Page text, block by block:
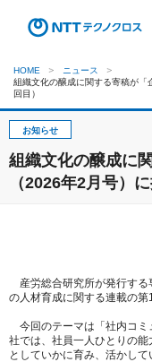
HOME
ニュース
組織文化の醸成に関する寄稿が
回目）
お知らせ
組織文化の醸成に
（2026年2月号）
産労総合研究所が発行する
の人材育成に関する連載の第
今回のテーマは「社内コミ
社では、社員一人ひとりの
としていかに育み、活かし